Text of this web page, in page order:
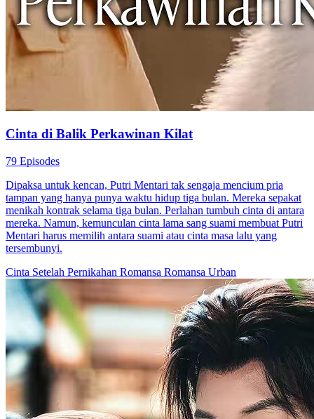
Setelah Maya menemukan putri kandungnya di keluarga Muntofa,
dia diusir dari rumah. Nenek Suharti membawanya dan mengatur
agar dia bekerja di perusahaan pria tersebut. Seiring waktu,
keduanya mulai menjalin hubungan, dan cinta perlahan tumbuh di
antara mereka. Sementara itu, identitas asli Maya mulai terungkap
Drama Kantor